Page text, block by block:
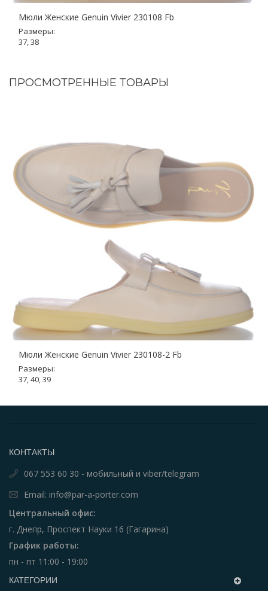
Мюли Женские Genuin Vivier 230108 Fb
Размеры:
37, 38
ПРОСМОТРЕННЫЕ ТОВАРЫ
Мюли Женские Genuin Vivier 230108-2 Fb
Размеры:
37, 40, 39
КОНТАКТЫ
067 553 60 30 - мобильный и viber/telegram
Email: info@par-a-porter.com
Центральный офис:
г. Днепр, Проспект Науки 16 (Гагарина)
График работы:
пн - пт 11:00 - 19:00
КАТЕГОРИИ